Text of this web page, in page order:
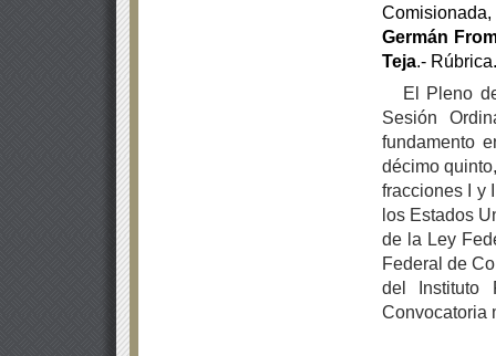
Germán
Teja.- Rúbrica.
El Pleno
Sesión
fundamento
décimo
fracciones I y
los Estados
de la Ley
Federal de
del Instituto
Convocatoria